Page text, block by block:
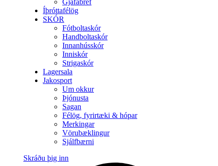
Íþróttafélög
SKÓR
Fótboltaskór
Handboltaskór
Innanhússkór
Inniskór
Strigaskór
Lagersala
Jakosport
Um okkur
Þjónusta
Sagan
Félög, fyrirtæki & hópar
Merkingar
Vörubæklingur
Sjálfbærni
Skráðu þig inn